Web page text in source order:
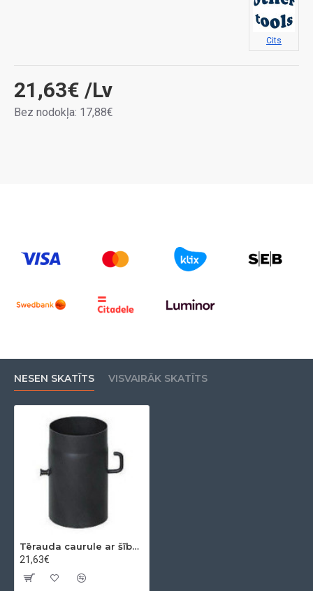
21,63€ /Lv
Bez nodokļa: 17,88€
Cits
NESEN SKATĪTS VISVAIRĀK SKATĪTS
Tērauda caurule ar šīberi 0,25m Ø130x2mm
21,63€